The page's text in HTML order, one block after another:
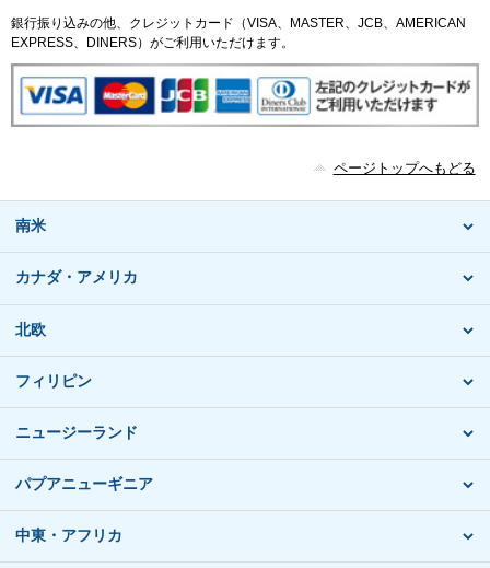
銀行振り込みの他、クレジットカード（VISA、MASTER、JCB、AMERICAN
EXPRESS、DINERS）がご利用いただけます。
ページトップへもどる
南米
カナダ・アメリカ
北欧
フィリピン
ニュージーランド
パプアニューギニア
中東・アフリカ